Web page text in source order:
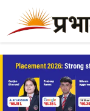
content